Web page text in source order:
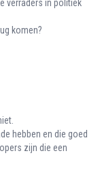
verraders in politiek
komen?
hebben en die goed
zijn die een